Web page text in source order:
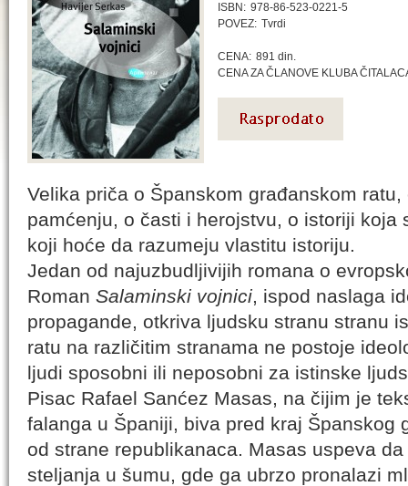
ISBN: 978-86-523-0221-5
POVEZ: Tvrdi
CENA: 891 din.
CENA ZA ČLANOVE KLUBA
Velika priča o Španskom građanskom
pamćenju, o časti i herojstvu, o istoriji koja
koji hoće da razumeju vlastitu istoriju.
Jedan od najuzbudljivijih romana o
Roman Salaminski vojnici, ispod naslaga
propagande, otkriva ljudsku stranu stranu
ratu na različitim stranama ne postoje
ljudi sposobni ili neposobni za istinske
Pisac Rafael Sanćez Masas, na čijim je
falanga u Španiji, biva pred kraj Španskog
od strane republikanaca. Masas uspeva
steljanja u šumu, gde ga ubrzo pronalazi